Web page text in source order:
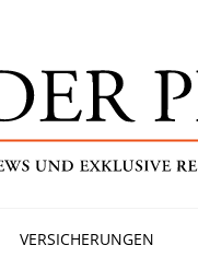
VERSICHERUNGEN